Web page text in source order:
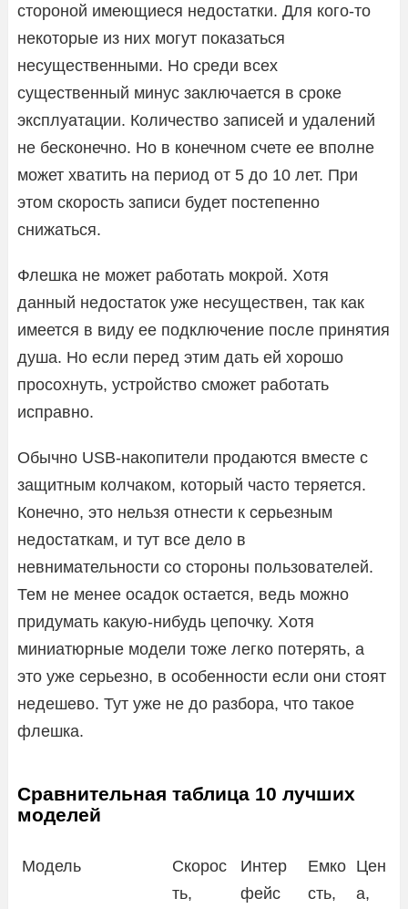
стороной имеющиеся недостатки. Для кого-то
некоторые из них могут показаться
несущественными. Но среди всех
существенный минус заключается в сроке
эксплуатации. Количество записей и удалений
не бесконечно. Но в конечном счете ее вполне
может хватить на период от 5 до 10 лет. При
этом скорость записи будет постепенно
снижаться.
Флешка не может работать мокрой. Хотя
данный недостаток уже несуществен, так как
имеется в виду ее подключение после принятия
душа. Но если перед этим дать ей хорошо
просохнуть, устройство сможет работать
исправно.
Обычно USB-накопители продаются вместе с
защитным колчаком, который часто теряется.
Конечно, это нельзя отнести к серьезным
недостаткам, и тут все дело в
невнимательности со стороны пользователей.
Тем не менее осадок остается, ведь можно
придумать какую-нибудь цепочку. Хотя
миниатюрные модели тоже легко потерять, а
это уже серьезно, в особенности если они стоят
недешево. Тут уже не до разбора, что такое
флешка.
Сравнительная таблица 10 лучших
моделей
Модель
Скорос
ть,
Интер
фейс
Емко
сть,
Цен
а,